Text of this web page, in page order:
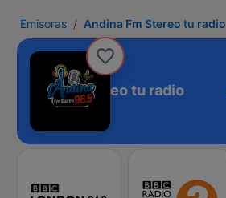
Emisoras Andina Fm Stereo tu radio
Andina Fm Stereo tu radio